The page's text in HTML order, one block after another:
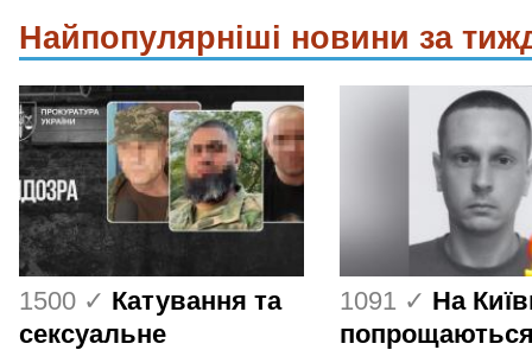
Найпопулярніші новини за
1500 ✓ Катування та
сексуальне
1091 ✓ На